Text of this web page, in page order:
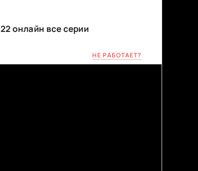
онлайн все серии
НЕ РАБОТАЕТ?